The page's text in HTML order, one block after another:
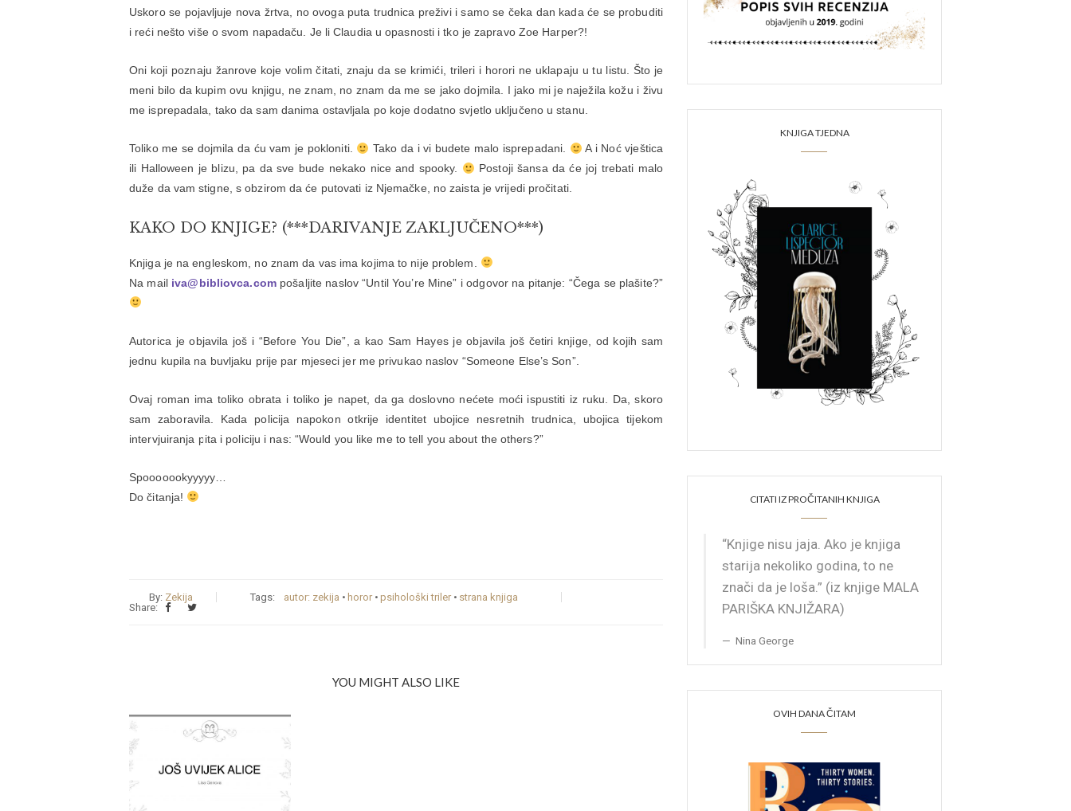
Uskoro se pojavljuje nova žrtva, no ovoga puta trudnica preživi i samo se čeka dan kada će se probuditi
i reći nešto više o svom napadaču. Je li Claudia u opasnosti i tko je zapravo Zoe Harper?!
Oni koji poznaju žanrove koje volim čitati, znaju da se krimići, trileri i horori ne uklapaju u tu listu. Što je
meni bilo da kupim ovu knjigu, ne znam, no znam da me se jako dojmila. I jako mi je naježila kožu i živu
me isprepadala, tako da sam danima ostavljala po koje dodatno svjetlo uključeno u stanu.
Toliko me se dojmila da ću vam je pokloniti. Tako da i vi budete malo isprepadani.
A i Noć vještica
ili Halloween je blizu, pa da sve bude nekako nice and spooky.
Postoji šansa da će joj trebati malo
duže da vam stigne, s obzirom da će putovati iz Njemačke, no zaista je vrijedi pročitati.
KAKO DO KNJIGE? (***DARIVANJE ZAKLJUČENO***)
Knjiga je na engleskom, no znam da vas ima kojima to nije problem.
Na mail iva@bibliovca.compošaljite naslov “Until You’re Mine” i odgovor na pitanje: “Čega se plašite?”
Autorica je objavila još i “Before You Die”, a kao Sam Hayes je objavila još četiri knjige, od kojih sam
jednu kupila na buvljaku prije par mjeseci jer me privukao naslov “Someone Else’s Son”.
Ovaj roman ima toliko obrata i toliko je napet, da ga doslovno nećete moći ispustiti iz ruku. Da, skoro
sam zaboravila. Kada policija napokon otkrije identitet ubojice nesretnih trudnica, ubojica tijekom
intervjuiranja pita i policiju i nas: “Would you like me to tell you about the others?”
Spooooookyyyyy…
Do čitanja!
By: Zekija Tags: autor: zekija • horor • psihološki triler • strana knjiga
Share:
YOU MIGHT ALSO LIKE
KNJIGA TJEDNA
CITATI IZ PROČITANIH KNJIGA
“Knjige nisu jaja. Ako je knjiga
starija nekoliko godina, to ne
znači da je loša.” (iz knjige MALA
PARIŠKA KNJIŽARA)
Nina George
OVIH DANA ČITAM